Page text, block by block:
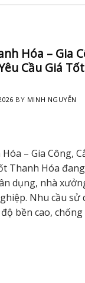
Hóa – Gia
Cầu Giá Tốt
BY MINH NGUYỄN
– Gia Công,
Thanh Hóa
dụng, nhà
Nhu cầu
bền cao,